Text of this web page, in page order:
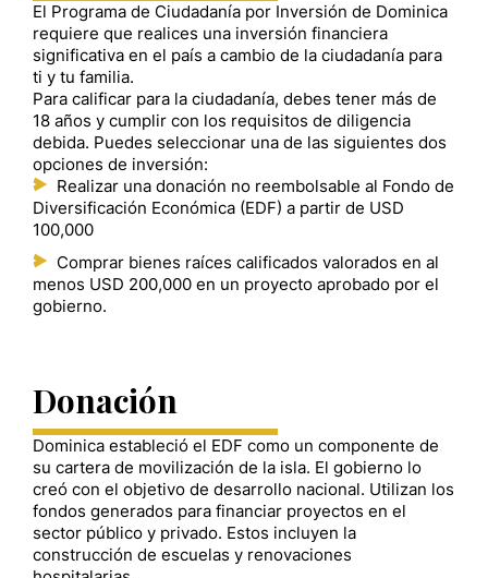
El Programa de Ciudadanía por Inversión de Dominica
requiere que realices una inversión financiera
significativa en el país a cambio de la ciudadanía para
ti y tu familia.
Para calificar para la ciudadanía, debes tener más de
18 años y cumplir con los requisitos de diligencia
debida. Puedes seleccionar una de las siguientes dos
opciones de inversión:
Realizar una donación no reembolsable al Fondo de
Diversificación Económica (EDF) a partir de USD
100,000
Comprar bienes raíces calificados valorados en al
menos USD 200,000 en un proyecto aprobado por el
gobierno.
Donación
Dominica estableció el EDF como un componente de
su cartera de movilización de la isla. El gobierno lo
creó con el objetivo de desarrollo nacional. Utilizan los
fondos generados para financiar proyectos en el
sector público y privado. Estos incluyen la
construcción de escuelas y renovaciones